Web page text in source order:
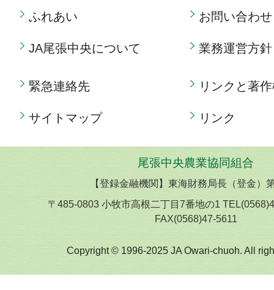
ふれあい
JA尾張中央について
お問い合わせ
業務運営方針
緊急連絡先
サイトマップ
リンクと著
リンク
尾張中央農業協同組合
【登録金融機関】東海財務局長（登金）
〒485-0803 小牧市高根二丁目7番地の1
FAX(0568)47-5611
Copyright © 1996-2025 JA Owari-chuoh. All